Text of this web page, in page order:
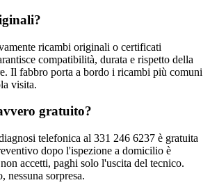
ricambi originali o certificati
compatibilità, durata e rispetto della
Il fabbro porta a bordo i ricambi più comuni
visita.
gratuito?
telefonica al 331 246 6237 è gratuita
dopo l'ispezione a domicilio è
accetti, paghi solo l'uscita del tecnico.
nessuna sorpresa.